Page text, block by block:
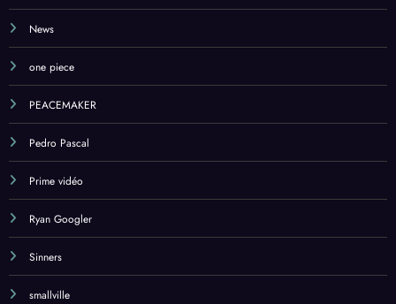
News
one piece
PEACEMAKER
Pedro Pascal
Prime vidéo
Ryan Googler
Sinners
smallville